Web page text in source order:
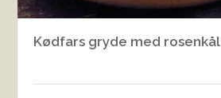
Kødfars gryde med rosenkål